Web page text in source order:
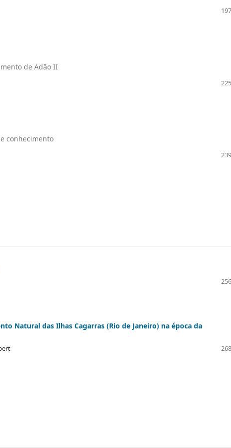
de Adão II
conhecimento
Natural das Ilhas Cagarras (Rio de Janeiro) na época da